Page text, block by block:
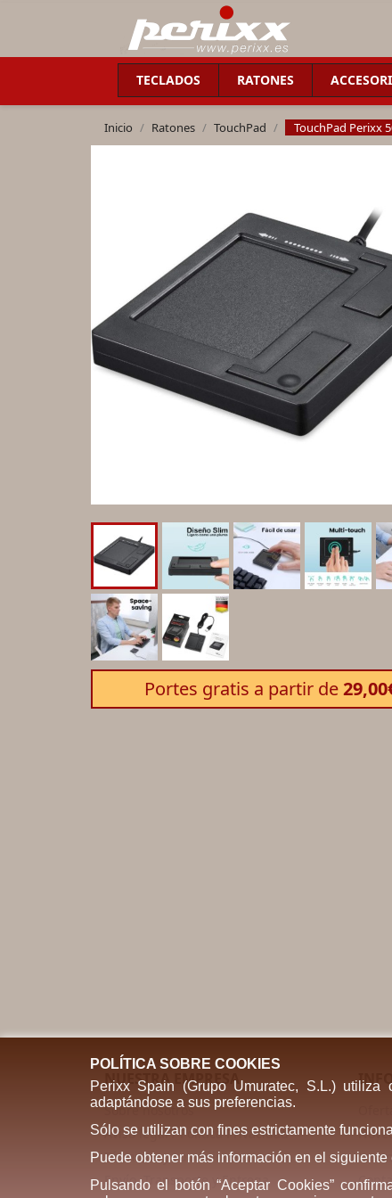
TECLADOS RATONES
Inicio Ratones TouchPad TouchPad Perixx
Portes gratis a partir de
NUESTRA EMPRESA
Sobre nosotros
Aviso legal / Política Privacidad
Términos y condiciones
Envío. Transporte y Entrega
Los
POLÍTICA SOBRE COOKIES
Perixx Spain (Grupo Umuratec, S.L.)
adaptándose a sus preferencias.
Sólo se utilizan con fines estrictamente
Puede obtener más información en el siguiente
Pulsando el botón “Aceptar Cookies”